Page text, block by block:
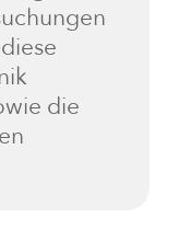
die